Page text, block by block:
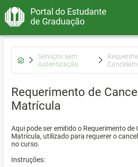
Portal do Estudante
de Graduação
Serviços sem
Autenticação
Requerimento de
Matrícula
Aqui pode ser emitido o Requerimento de
Matrícula, utilizado para requerer o
no curso.
Instruções: